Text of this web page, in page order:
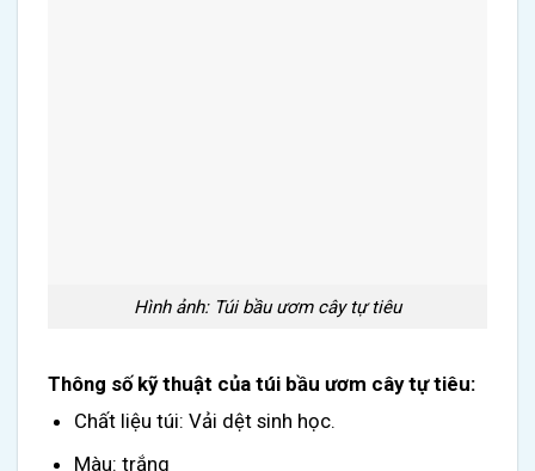
Hình ảnh: Túi bầu ươm cây tự tiêu
Thông số kỹ thuật của túi bầu ươm cây tự tiêu:
Chất liệu túi: Vải dệt sinh học.
Màu: trắng